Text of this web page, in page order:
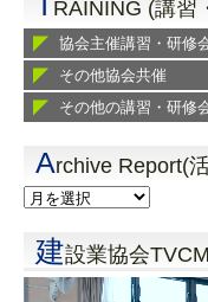
RAINING (講習
協会主催講習・研修
その他協会共催
その他の講習・研修
Archive Report(
建設業協会TVCM